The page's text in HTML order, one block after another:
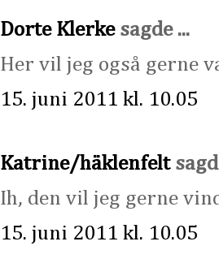
Dorte Klerkesagde ...
Her vil jeg også gerne
15. juni 2011 kl. 10.05
Katrine/häklenfelt
Ih, den vil jeg gerne
15. juni 2011 kl. 10.05